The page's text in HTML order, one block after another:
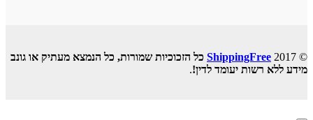
© 2017
ShippingFree כל הזכוכיות שמורות, כל הנמצא מעתיק או גונב
מידע ללא רשות יעומד לדין!.